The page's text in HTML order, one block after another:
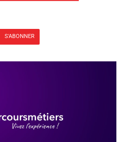
S'ABONNER